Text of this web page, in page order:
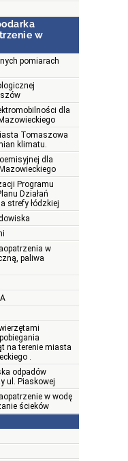
w
pomiarach
dla
Tomaszowa
klimatu.
dla
Programu
Działań
strefy łódzkiej
w
paliwa
na terenie miasta
.
odpadów
ul. Piaskowej
w wodę
ścieków